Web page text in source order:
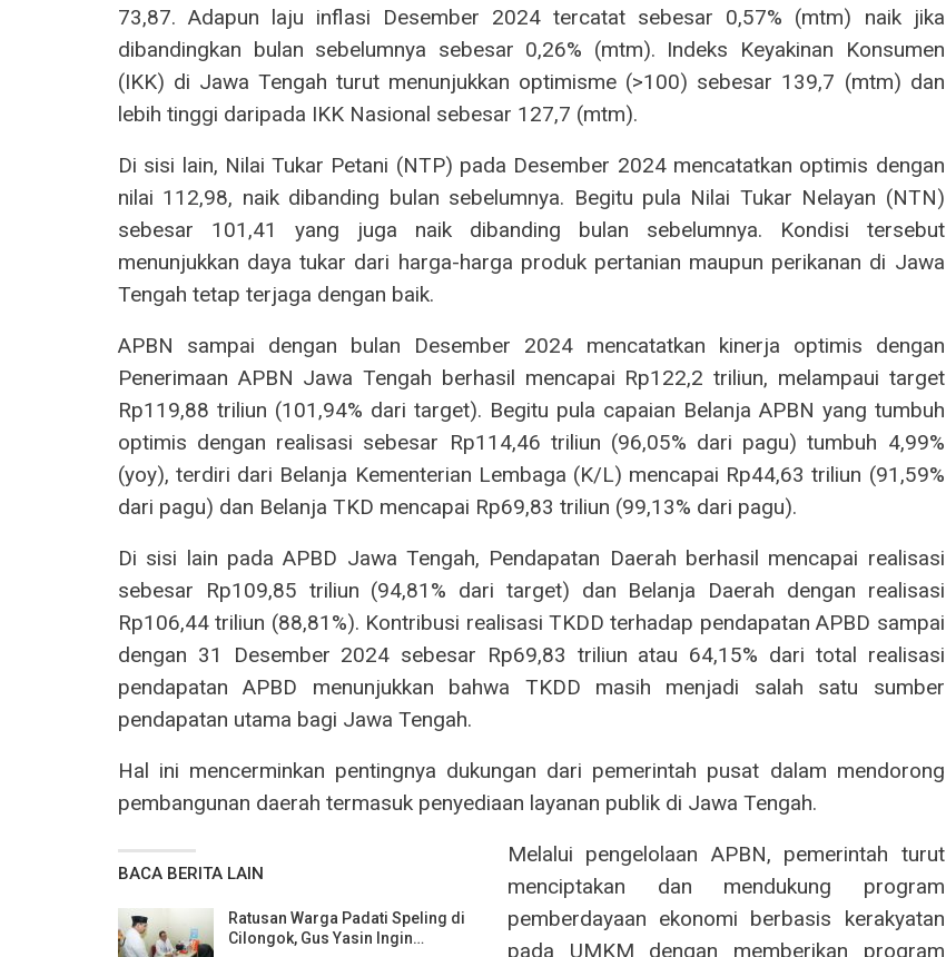
73,87. Adapun laju inflasi Desember 2024 tercatat sebesar 0,57% (mtm) naik jika
dibandingkan bulan sebelumnya sebesar 0,26% (mtm). Indeks Keyakinan Konsumen
(IKK) di Jawa Tengah turut menunjukkan optimisme (>100) sebesar 139,7 (mtm) dan
lebih tinggi daripada IKK Nasional sebesar 127,7 (mtm).
Di sisi lain, Nilai Tukar Petani (NTP) pada Desember 2024 mencatatkan optimis dengan
nilai 112,98, naik dibanding bulan sebelumnya. Begitu pula Nilai Tukar Nelayan (NTN)
sebesar 101,41 yang juga naik dibanding bulan sebelumnya. Kondisi tersebut
menunjukkan daya tukar dari harga-harga produk pertanian maupun perikanan di Jawa
Tengah tetap terjaga dengan baik.
APBN sampai dengan bulan Desember 2024 mencatatkan kinerja optimis dengan
Penerimaan APBN Jawa Tengah berhasil mencapai Rp122,2 triliun, melampaui target
Rp119,88 triliun (101,94% dari target). Begitu pula capaian Belanja APBN yang tumbuh
optimis dengan realisasi sebesar Rp114,46 triliun (96,05% dari pagu) tumbuh 4,99%
(yoy), terdiri dari Belanja Kementerian Lembaga (K/L) mencapai Rp44,63 triliun (91,59%
dari pagu) dan Belanja TKD mencapai Rp69,83 triliun (99,13% dari pagu).
Di sisi lain pada APBD Jawa Tengah, Pendapatan Daerah berhasil mencapai realisasi
sebesar Rp109,85 triliun (94,81% dari target) dan Belanja Daerah dengan realisasi
Rp106,44 triliun (88,81%). Kontribusi realisasi TKDD terhadap pendapatan APBD sampai
dengan 31 Desember 2024 sebesar Rp69,83 triliun atau 64,15% dari total realisasi
pendapatan APBD menunjukkan bahwa TKDD masih menjadi salah satu sumber
pendapatan utama bagi Jawa Tengah.
Hal ini mencerminkan pentingnya dukungan dari pemerintah pusat dalam mendorong
pembangunan daerah termasuk penyediaan layanan publik di Jawa Tengah.
BACA BERITA LAIN
Ratusan Warga Padati Speling di
Cilongok, Gus Yasin Ingin…
Melalui pengelolaan APBN, pemerintah turut
menciptakan dan mendukung program
pemberdayaan ekonomi berbasis kerakyatan
pada UMKM dengan memberikan program